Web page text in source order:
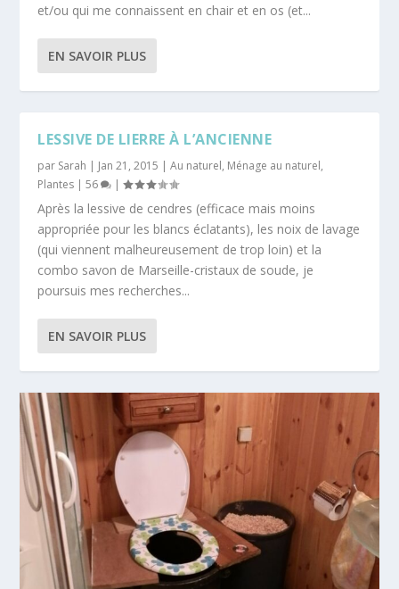
et/ou qui me connaissent en chair et en os (et...
EN SAVOIR PLUS
LESSIVE DE LIERRE À L’ANCIENNE
par Sarah | Jan 21, 2015 |Au naturel, Ménage au naturel,
Plantes |56 |
Après la lessive de cendres (efficace mais moins
appropriée pour les blancs éclatants), les noix de lavage
(qui viennent malheureusement de trop loin) et la
combo savon de Marseille-cristaux de soude, je
poursuis mes recherches...
EN SAVOIR PLUS